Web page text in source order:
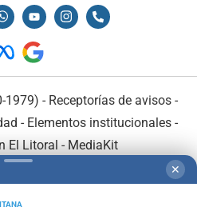
1979) - Receptorías de avisos -
- Elementos institucionales-
El Litoral - MediaKit
✕